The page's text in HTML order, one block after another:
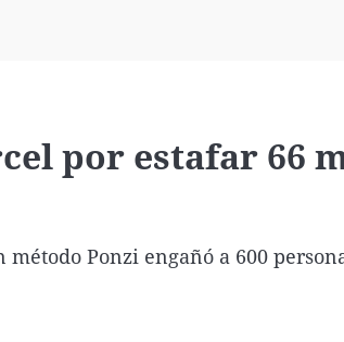
por estafar 66
Ponzi engañó a 600